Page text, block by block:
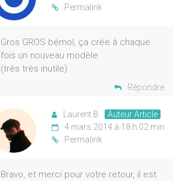
Permalink
Gros GROS bémol, ça crée à chaque
fois un nouveau modèle
(très très inutile)
Répondre
Laurent B
Auteur Article
4 mars 2014 à 18 h 02 min
Permalink
Bravo, et merci pour votre retour, il est